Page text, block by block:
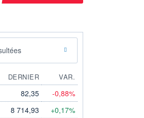
DERNIER
VAR.
82,35 -0,88%
8 714,93 +0,17%